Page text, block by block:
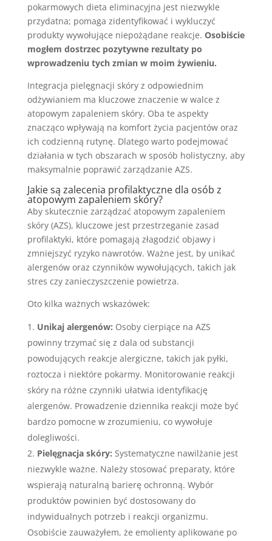
pokarmowych dieta eliminacyjna jest niezwykle
przydatna; pomaga zidentyfikować i wykluczyć
produkty wywołujące niepożądane reakcje. Osobiście
mogłem dostrzec pozytywne rezultaty po
wprowadzeniu tych zmian w moim żywieniu.
Integracja pielęgnacji skóry z odpowiednim
odżywianiem ma kluczowe znaczenie w walce z
atopowym zapaleniem skóry. Oba te aspekty
znacząco wpływają na komfort życia pacjentów oraz
ich codzienną rutynę. Dlatego warto podejmować
działania w tych obszarach w sposób holistyczny, aby
maksymalnie poprawić zarządzanie AZS.
Jakie są zalecenia profilaktyczne dla osób z
atopowym zapaleniem skóry?
Aby skutecznie zarządzać atopowym zapaleniem
skóry (AZS), kluczowe jest przestrzeganie zasad
profilaktyki, które pomagają złagodzić objawy i
zmniejszyć ryzyko nawrotów. Ważne jest, by unikać
alergenów oraz czynników wywołujących, takich jak
stres czy zanieczyszczenie powietrza.
Oto kilka ważnych wskazówek:
Unikaj alergenów: Osoby cierpiące na AZS
powinny trzymać się z dala od substancji
powodujących reakcje alergiczne, takich jak pyłki,
roztocza i niektóre pokarmy. Monitorowanie reakcji
skóry na różne czynniki ułatwia identyfikację
alergenów. Prowadzenie dziennika reakcji może być
bardzo pomocne w zrozumieniu, co wywołuje
dolegliwości.
Pielęgnacja skóry: Systematyczne nawilżanie jest
niezwykle ważne. Należy stosować preparaty, które
wspierają naturalną barierę ochronną. Wybór
produktów powinien być dostosowany do
indywidualnych potrzeb i reakcji organizmu.
Osobiście zauważyłem, że emolienty aplikowane po